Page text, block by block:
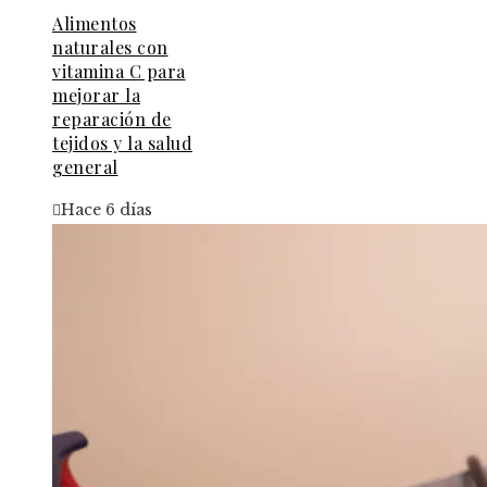
Alimentos
naturales con
vitamina C para
mejorar la
reparación de
tejidos y la salud
general
Hace 6 días